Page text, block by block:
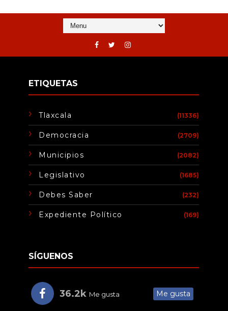
ETIQUETAS
Tlaxcala (11336)
Democracia (2709)
Municipios (2082)
Legislativo (1685)
Debes Saber (232)
Expediente Político (169)
SÍGUENOS
36.2k Me gusta Me gusta